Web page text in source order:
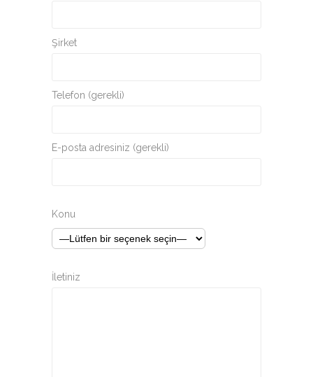
Şirket
Telefon (gerekli)
E-posta adresiniz (gerekli)
Konu
İletiniz